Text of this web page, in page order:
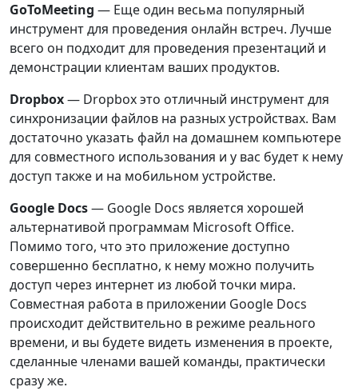
GoToMeeting — Еще один весьма популярный
инструмент для проведения онлайн встреч. Лучше
всего он подходит для проведения презентаций и
демонстрации клиентам ваших продуктов.
Dropbox— Dropbox это отличный инструмент для
синхронизации файлов на разных устройствах. Вам
достаточно указать файл на домашнем компьютере
для совместного использования и у вас будет к нему
доступ также и на мобильном устройстве.
Google Docs— Google Docs является хорошей
альтернативой программам Microsoft Office.
Помимо того, что это приложение доступно
совершенно бесплатно, к нему можно получить
доступ через интернет из любой точки мира.
Совместная работа в приложении Google Docs
происходит действительно в режиме реального
времени, и вы будете видеть изменения в проекте,
сделанные членами вашей команды, практически
сразу же.